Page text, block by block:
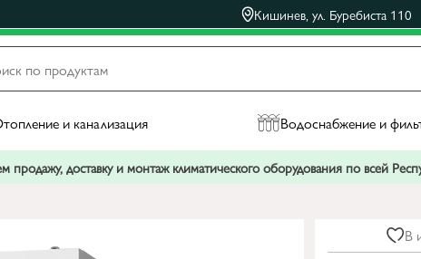
Кишинев, ул. Буребиста 110
и канализация Водоснабжение и
продажу, доставку и монтаж климатического оборудования по всей
В